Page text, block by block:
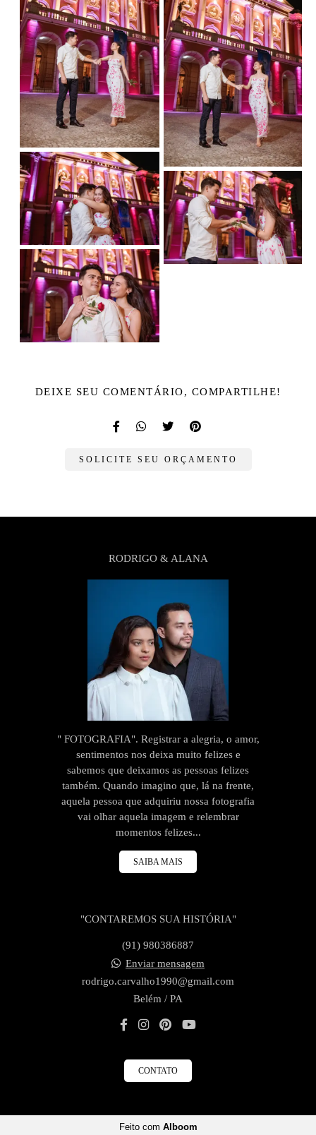
DEIXE SEU COMENTÁRIO, COMPARTILHE!
SOLICITE SEU ORÇAMENTO
RODRIGO & ALANA
" FOTOGRAFIA". Registrar a alegria, o amor,
sentimentos nos deixa muito felizes e
sabemos que deixamos as pessoas felizes
também. Quando imagino que, lá na frente,
aquela pessoa que adquiriu nossa fotografia
vai olhar aquela imagem e relembrar
momentos felizes...
SAIBA MAIS
"CONTAREMOS SUA HISTÓRIA"
(91) 980386887
Enviar mensagem
rodrigo.carvalho1990@gmail.com
Belém / PA
CONTATO
Feito com Alboom